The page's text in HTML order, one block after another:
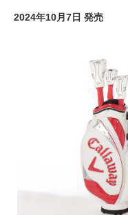
2024年10月7日 発売